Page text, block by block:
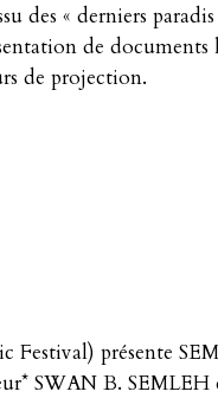
des « derniers
de documents
de projection.
présente
SWAN B.